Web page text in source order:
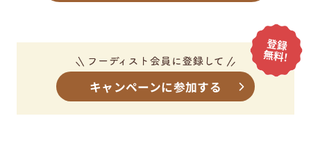
キャンペーンに参加する